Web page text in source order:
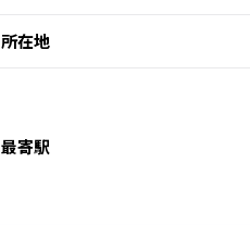
所在地
最寄駅